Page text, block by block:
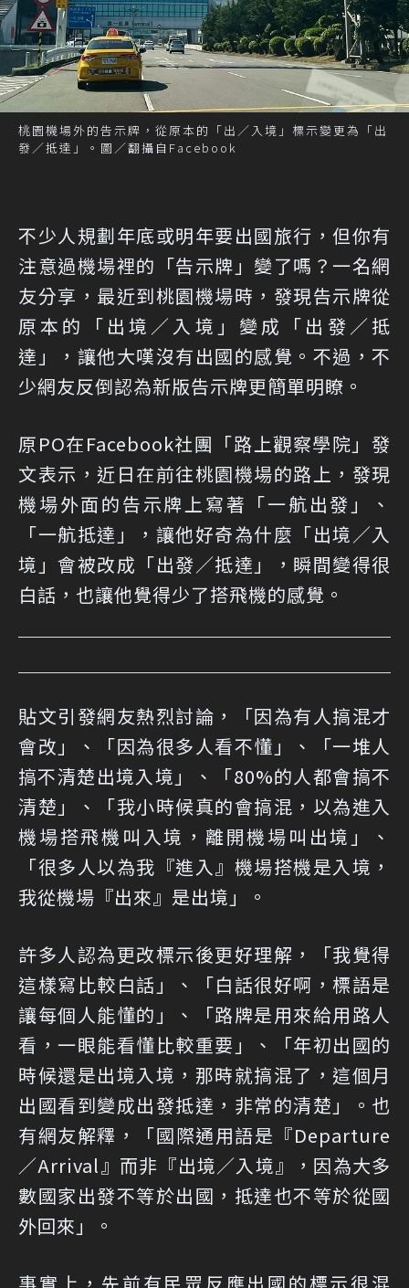
桃園機場外的告示牌，從原本的「出／入境」標示變更為「出
發／抵達」。圖／翻攝自 Facebook
不少人規劃年底或明年要出國旅行，但你有
注意過機場裡的「告示牌」變了嗎？一名網
友分享，最近到桃園機場時，發現告示牌從
原本的「出境／入境」變成「出發／抵
達」，讓他大嘆沒有出國的感覺。不過，不
少網友反倒認為新版告示牌更簡單明瞭。
原PO在Facebook社團「路上觀察學院 」發
文表示，近日在前往桃園機場的路上，發現
機場外面的告示牌上寫著「一航出發」、
「一航抵達」，讓他好奇為什麼「出境／入
境」會被改成「出發／抵達」，瞬間變得很
白話，也讓他覺得少了搭飛機的感覺。
貼文引發網友熱烈討論，「因為有人搞混才
會改」、「因為很多人看不懂」、「一堆人
搞不清楚出境入境」、「80%的人都會搞不
清楚」、「我小時候真的會搞混，以為進入
機場搭飛機叫入境，離開機場叫出境」、
「很多人以為我『進入』機場搭機是入境，
我從機場『出來』是出境」。
許多人認為更改標示後更好理解，「我覺得
這樣寫比較白話」、「白話很好啊，標語是
讓每個人能懂的」、「路牌是用來給用路人
看，一眼能看懂比較重要」、「年初出國的
時候還是出境入境，那時就搞混了，這個月
出國看到變成出發抵達，非常的清楚」。也
有網友解釋，「國際通用語是『Departure
／Arrival』而非『出境／入境』，因為大多
數國家出發不等於出國，抵達也不等於從國
外回來」。